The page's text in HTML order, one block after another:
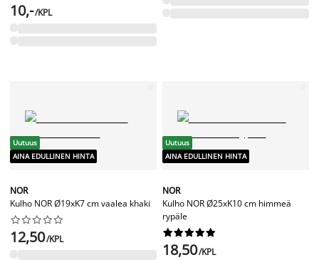
10,-/KPL
Uutuus
AINA EDULLINEN HINTA
NOR
Kulho NOR Ø19xK7 cm vaalea khaki






12,50/KPL
Uutuus
AINA EDULLINEN HINTA
NOR
Kulho NOR Ø25xK10 cm himmeä
rypäle






18,50/KPL